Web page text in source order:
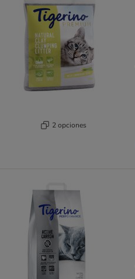
2 opciones